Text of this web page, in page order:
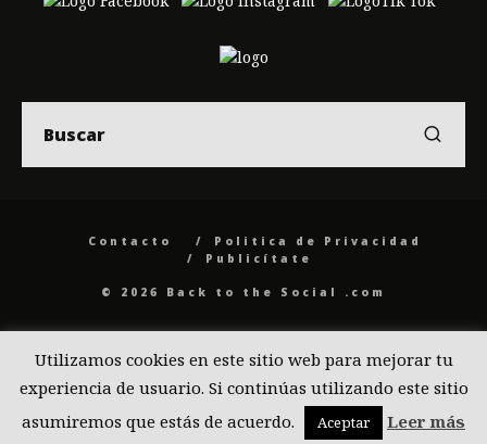
Contacto
Politica de Privacidad
Publicítate
© 2026 Back to the Social .com
Utilizamos cookies en este sitio web para mejorar tu
experiencia de usuario. Si continúas utilizando este sitio
asumiremos que estás de acuerdo.
Aceptar Leer más